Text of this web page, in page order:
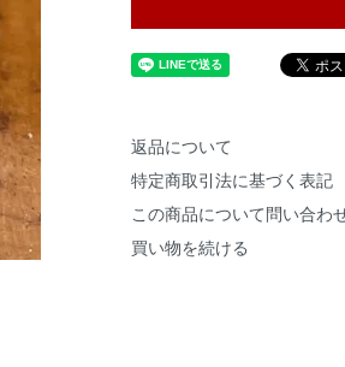
返品について
特定商取引法に基づく表記
この商品について問い合わ
買い物を続ける